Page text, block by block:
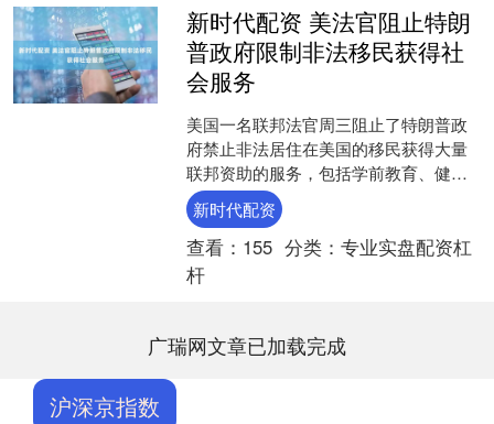
新时代配资 美法官阻止特朗
普政府限制非法移民获得社
会服务
美国一名联邦法官周三阻止了特朗普政
府禁止非法居住在美国的移民获得大量
联邦资助的服务，包括学前教育、健康
诊所和食品银行的行动。 罗得岛州普罗
维登斯的联邦地区法官玛....
新时代配资
查看： 155 分类： 专业实盘配资杠
杆
广瑞网文章已加载完成
沪深京指数